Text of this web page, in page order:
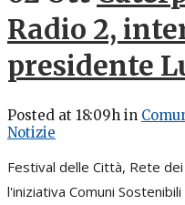
Radio 2,
presidente
Posted at 18:09h in
Notizie
Festival delle Città, Rete
l'iniziativa Comuni